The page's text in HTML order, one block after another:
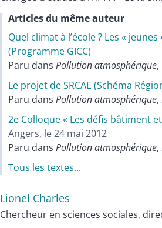
Articles du même auteur
Quel climat à l’école ? Les «
(Programme GICC)
Paru dans Pollution atmosphérique,
Le projet de SRCAE (Schéma
Paru dans Pollution atmosphérique,
2e Colloque « Les défis bâtiment
Angers, le 24 mai 2012
Paru dans Pollution atmosphérique,
Tous les textes...
Lionel Charles
Chercheur en sciences sociales,